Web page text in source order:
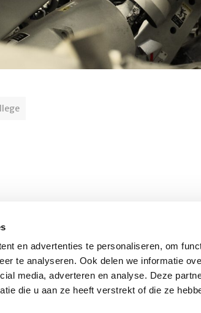
en advertenties te personaliseren, om
te analyseren. Ook delen we informatie
media, adverteren en analyse. Deze
die u aan ze heeft verstrekt of die ze
Schrijf u in voor onze nieuwsbrief
Inschrijven